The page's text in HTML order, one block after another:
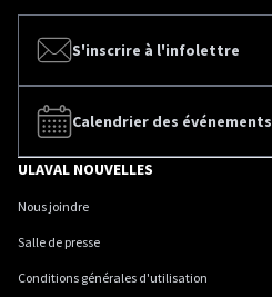
S'inscrire à l'infolettre
Calendrier des événements
ULAVAL NOUVELLES
Nous joindre
Salle de presse
Conditions générales d'utilisation